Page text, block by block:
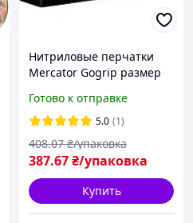
Нитриловые перчатки
Mercator Gogrip размер
Готово к отправке
5.0 (1)
387.67₴/упаковка
408.07 ₴/упаковка
Купить